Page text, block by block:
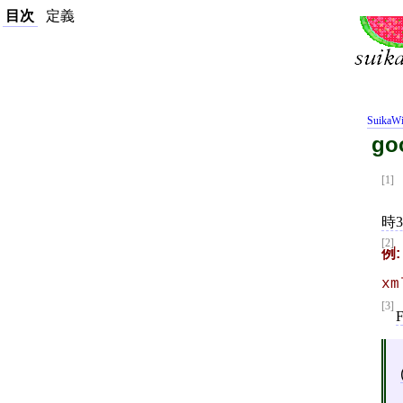
[1]
時
[2]
[3]
目次 定義